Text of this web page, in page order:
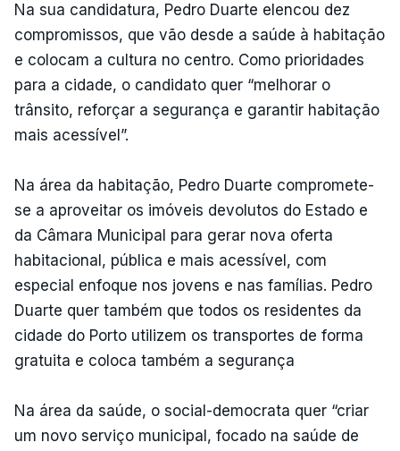
Na sua candidatura, Pedro Duarte elencou dez
compromissos, que vão desde a saúde à habitação
e colocam a cultura no centro. Como prioridades
para a cidade, o candidato quer “melhorar o
trânsito, reforçar a segurança e garantir habitação
mais acessível”.
Na área da habitação, Pedro Duarte compromete-
se a aproveitar os imóveis devolutos do Estado e
da Câmara Municipal para gerar nova oferta
habitacional, pública e mais acessível, com
especial enfoque nos jovens e nas famílias. Pedro
Duarte quer também que todos os residentes da
cidade do Porto utilizem os transportes de forma
gratuita e coloca também a segurança
Na área da saúde, o social-democrata quer “criar
um novo serviço municipal, focado na saúde de